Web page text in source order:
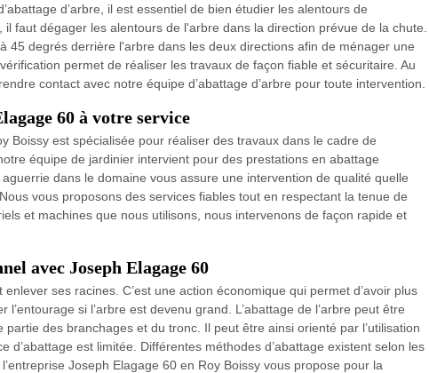
d’arbre, il est essentiel de bien étudier les alentours de
il faut dégager les alentours de l'arbre dans la direction prévue de la chute.
45 degrés derrière l'arbre dans les deux directions afin de ménager une
permet de réaliser les travaux de façon fiable et sécuritaire. Au
contact avec notre équipe d’abattage d’arbre pour toute intervention.
60 à votre service
Boissy est spécialisée pour réaliser des travaux dans le cadre de
équipe de jardinier intervient pour des prestations en abattage
dans le domaine vous assure une intervention de qualité quelle
vous proposons des services fiables tout en respectant la tenue de
et machines que nous utilisons, nous intervenons de façon rapide et
avec Joseph Elagage 60
enlever ses racines. C’est une action économique qui permet d’avoir plus
si l’arbre est devenu grand. L’abattage de l’arbre peut être
des branchages et du tronc. Il peut être ainsi orienté par l’utilisation
d’abattage est limitée. Différentes méthodes d’abattage existent selon les
Joseph Elagage 60 en Roy Boissy vous propose pour la